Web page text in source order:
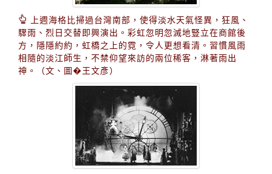
上週海格比掃過台灣南部，使得淡水天氣怪異，狂風、
驟雨、烈日交替即興演出。彩虹忽明忽滅地豎立在商館後
方，隱隱約約，虹橋之上的霓，令人更想看清。習慣風雨
相隨的淡江師生，不禁仰望來訪的兩位稀客，淋著雨出
神。（文、圖�王文彥）